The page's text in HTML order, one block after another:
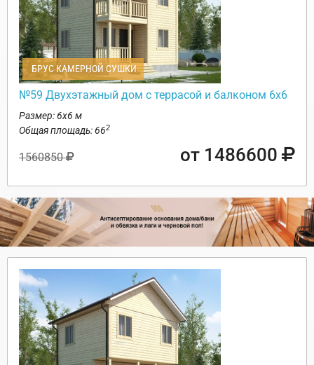
БРУС КАМЕРНОЙ СУШКИ
№59 Двухэтажный дом с террасой и балконом 6х6
Размер: 6х6 м
Общая площадь: 662
1560850 от 1486600